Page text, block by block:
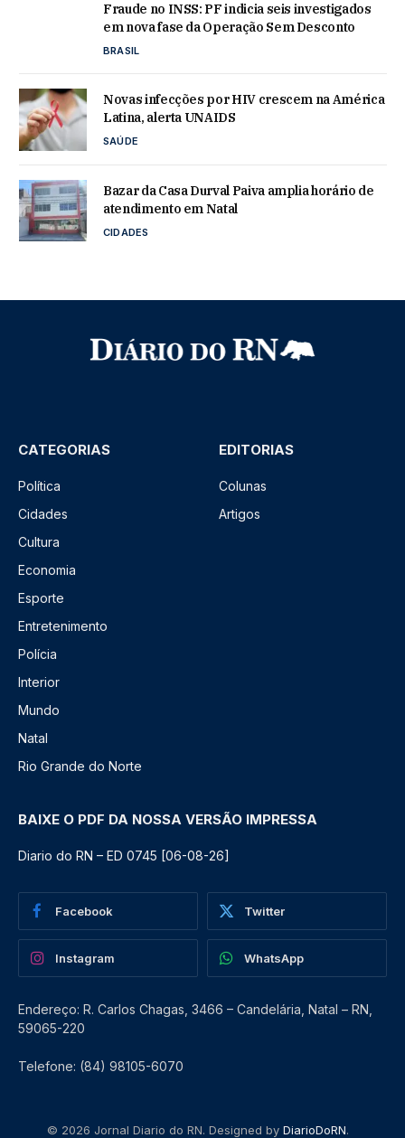
Fraude no INSS: PF indicia seis investigados
em nova fase da Operação Sem Desconto
BRASIL
Novas infecções por HIV crescem na América
Latina, alerta UNAIDS
SAÚDE
Bazar da Casa Durval Paiva amplia horário de
atendimento em Natal
CIDADES
CATEGORIAS
Política
Cidades
Cultura
Economia
Esporte
Entretenimento
Polícia
Interior
Mundo
Natal
Rio Grande do Norte
EDITORIAS
Colunas
Artigos
BAIXE O PDF DA NOSSA VERSÃO IMPRESSA
Diario do RN – ED 0745 [06-08-26]
Facebook Twitter
Instagram WhatsApp
Endereço: R. Carlos Chagas, 3466 – Candelária, Natal – RN,
59065-220
Telefone: (84) 98105-6070
© 2026 Jornal Diario do RN. Designed by DiarioDoRN.